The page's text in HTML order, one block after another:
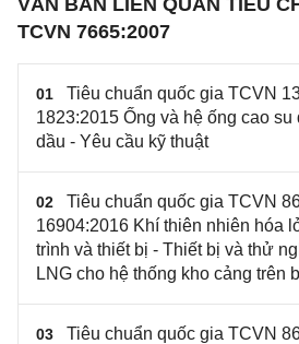
VĂN BẢN LIÊN QUAN TIÊU
TCVN 7665:2007
01
Tiêu chuẩn quốc gia TCVN
1823:2015 Ống và hệ ống cao su
dầu - Yêu cầu kỹ thuật
02
Tiêu chuẩn quốc gia TCVN
16904:2016 Khí thiên nhiên hóa
trình và thiết bị - Thiết bị và thử
LNG cho hệ thống kho cảng trên
03
Tiêu chuẩn quốc gia TCVN